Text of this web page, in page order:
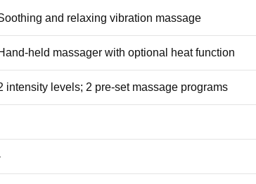
and relaxing vibration massage
held massager with optional heat function
intensity levels; 2 pre-set massage programs